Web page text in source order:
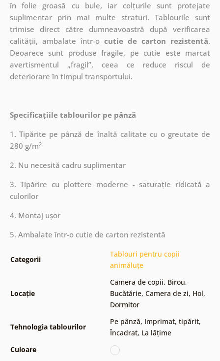
în folie groasă cu bule, iar colțurile sunt protejate
suplimentar prin mai multe straturi.Tablourile sunt
trimise direct către dumneavoastră după verificarea
calității, ambalate într-o cutie de carton rezistentă.
Deoarece sunt produse fragile, pe cutie este marcat
avertismentul „fragil”, ceea ce reduce riscul de
deteriorare în timpul transportului.
Specificațiile tablourilor pe pânză
1. Tipărite pe pânză de înaltă calitate cu o greutate de
280 g/m2
2. Nu necesită cadru suplimentar
3. Tipărire cu plottere moderne - saturație ridicată a
culorilor
4. Montaj ușor
5. Ambalate într-o cutie de carton rezistentă
Categorii
Tablouri pentru copii
animăluțe
Locație
Camera de copii, Birou,
Bucătărie, Camera de zi, Hol,
Dormitor
Tehnologia tablourilor
Pe pânză, Imprimat, tipărit,
Încadrat, La lățime
Culoare